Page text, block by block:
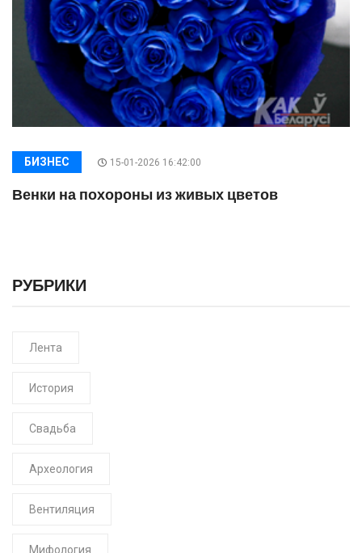
БИЗНЕС 15-01-2026 16:42:00
Венки на похороны из живых цветов
РУБРИКИ
Лента
История
Свадьба
Археология
Вентиляция
Мифология